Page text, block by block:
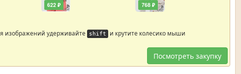
622 ₽ 768 ₽
изображений удерживайте shift и крутите колесико мыши
Посмотреть закупку